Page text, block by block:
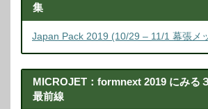
集
Japan Pack 2019 (10/29 – 11/1 幕張メ
MICROJET：formnext 2019 にみる
最前線